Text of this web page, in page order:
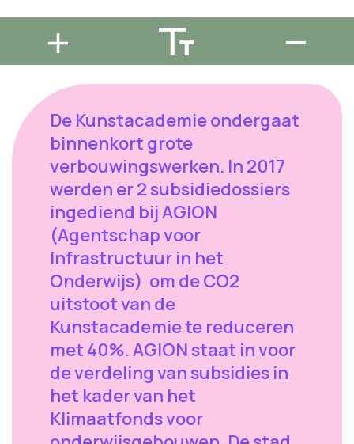
De Kunstacademie ondergaat
binnenkort grote
verbouwingswerken. In 2017
werden er 2 subsidiedossiers
ingediend bij AGION
(Agentschap voor
Infrastructuur in het
Onderwijs) om de CO2
uitstoot van de
Kunstacademie te reduceren
met 40%. AGION staat in voor
de verdeling van subsidies in
het kader van het
Klimaatfonds voor